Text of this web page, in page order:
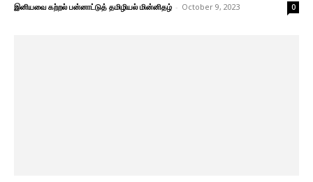
இனியவை கற்றல் பன்னாட்டுத் தமிழியல் மின்னிதழ் - October 9, 2023 0